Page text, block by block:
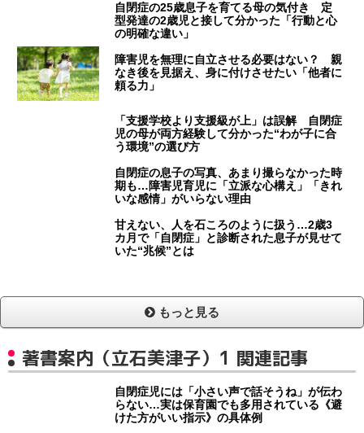
自閉症の25歳息子を育てる母の気付き 定
型発達の2歳児と接して分かった「行動と心
の明確な違い」
障害児を無理に自立させる必要はない？ 親
なき後を見据え、身に付けさせたい「他者に
頼る力」
「支援学校より支援級が上」は誤解 自閉症
児の母が両方経験して分かった“わが子に合
う環境”の選び方
自閉症の息子の写真、あまり撮らなかった時
期も…障害児育児に「立派な心構え」「きれ
いな感情」がいらない理由
甘えない、人を石ころのように扱う…2歳3
カ月で「自閉症」と診断された息子が見せて
いた“兆候”とは
もっと見る
著書案内（立石美津子）1 関連記事
自閉症児には「小さい声で話そうね」が伝わ
らない…実は保育園でも多用されている《避
けた方がいい指示》の具体例